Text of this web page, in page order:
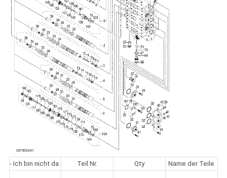
- Ich bin nicht da. Teil Nr. Qty Name der Teile